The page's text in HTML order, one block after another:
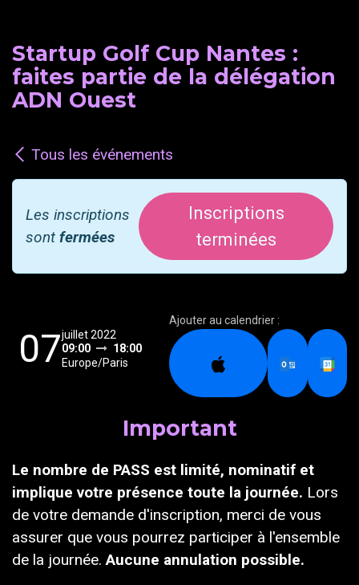
Startup Golf Cup Nantes :
faites partie de la délégation
ADN Ouest
Tous les événements
Les inscriptions
sont fermées
Inscriptions
terminées
07juillet 2022
09:00
18:00
Europe/Paris
Ajouter au calendrier :
Important
Le nombre de PASS est limité, nominatif et
implique votre présence toute la journée. Lors
de votre demande d'inscription, merci de vous
assurer que vous pourrez participer à l'ensemble
de la journée.Aucune annulation possible.